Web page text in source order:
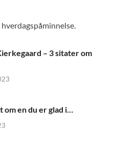
– 3 sitater om
om en du er glad i…